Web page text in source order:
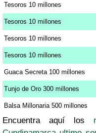
Tesoros 10 millones
Tesoros 10 millones
Tesoros 10 millones
Tesoros 10 millones
Guaca Secreta 100 millones
Tunjo de Oro 300 millones
Balsa Millonaria 500 millones
Encuentra aquí los